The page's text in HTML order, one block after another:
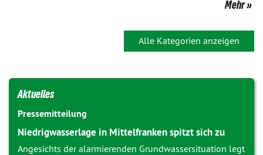
Mehr
Alle Kategorien anzeigen
Aktuelles
Pressemitteilung
Niedrigwasserlage in Mittelfranken spitzt sich zu
Angesichts der alarmierenden Grundwassersituation legt